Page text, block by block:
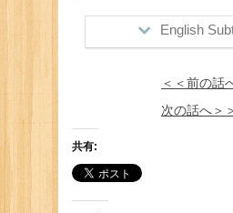
English
weren't we just talking
She thought I was
＜＜前の話
次の話へ＞
共有: